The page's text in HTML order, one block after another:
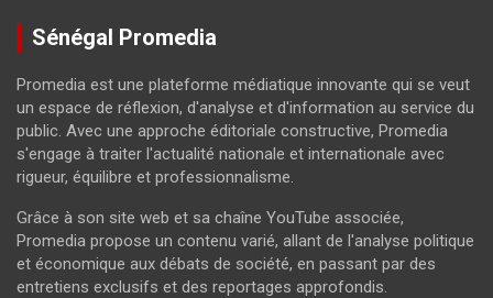
Sénégal Promedia
Promedia est une plateforme médiatique innovante qui se veut
un espace de réflexion, d'analyse et d'information au service du
public. Avec une approche éditoriale constructive, Promedia
s'engage à traiter l'actualité nationale et internationale avec
rigueur, équilibre et professionnalisme.
Grâce à son site web et sa chaîne YouTube associée,
Promedia propose un contenu varié, allant de l'analyse politique
et économique aux débats de société, en passant par des
entretiens exclusifs et des reportages approfondis.